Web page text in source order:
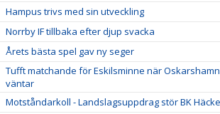
Hampus trivs med sin utveckling
Norrby IF tillbaka efter djup svacka
Årets bästa spel gav ny seger
Tufft matchande för Eskilsminne när Oskarshamn
väntar
Motståndarkoll - Landslagsuppdrag stör BK